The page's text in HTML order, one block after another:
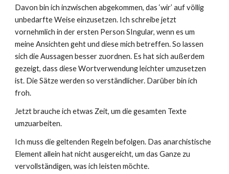
Davon bin ich inzwischen abgekommen, das ‘wir’ auf völlig
unbedarfte Weise einzusetzen. Ich schreibe jetzt
vornehmlich in der ersten Person SIngular, wenn es um
meine Ansichten geht und diese mich betreffen. So lassen
sich die Aussagen besser zuordnen. Es hat sich außerdem
gezeigt, dass diese Wortverwendung leichter umzusetzen
ist. Die Sätze werden so verständlicher. Darüber bin ich
froh.
Jetzt brauche ich etwas Zeit, um die gesamten Texte
umzuarbeiten.
Ich muss die geltenden Regeln befolgen. Das anarchistische
Element allein hat nicht ausgereicht, um das Ganze zu
vervollständigen, was ich leisten möchte.